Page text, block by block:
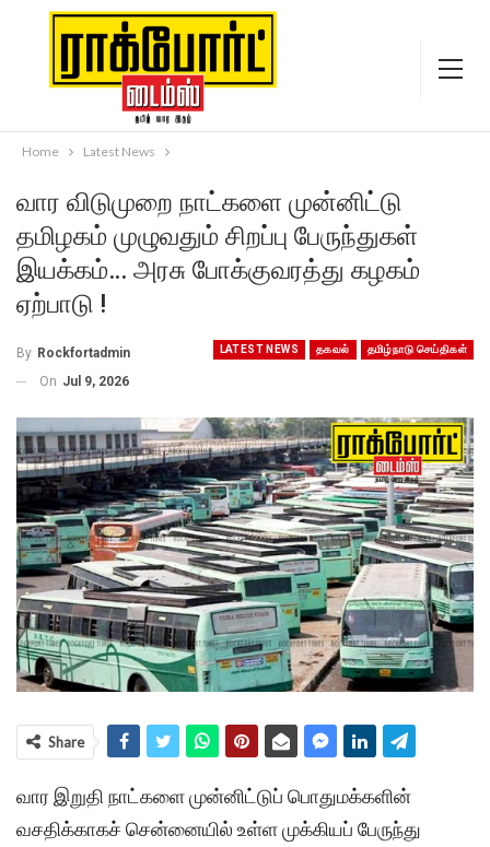
Home Latest News
வார விடுமுறை நாட்களை முன்னிட்டு
தமிழகம் முழுவதும் சிறப்பு பேருந்துகள்
இயக்கம்… அரசு போக்குவரத்து கழகம்
ஏற்பாடு !
LATEST NEWS தகவல் தமிழ்நாடு செய்திகள்
By Rockfortadmin
On Jul 9, 2026
Share
வார இறுதி நாட்களை முன்னிட்டுப் பொதுமக்களின்
வசதிக்காகச் சென்னையில் உள்ள முக்கியப் பேருந்து